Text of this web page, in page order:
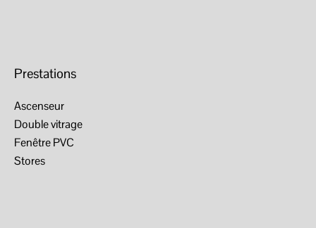
Prestations
Ascenseur
Double vitrage
Fenêtre PVC
Stores